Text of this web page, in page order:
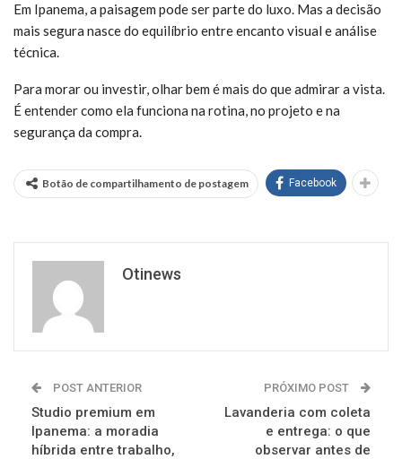
Em Ipanema, a paisagem pode ser parte do luxo. Mas a decisão
mais segura nasce do equilíbrio entre encanto visual e análise
técnica.
Para morar ou investir, olhar bem é mais do que admirar a vista.
É entender como ela funciona na rotina, no projeto e na
segurança da compra.
Botão de compartilhamento de postagem Facebook
Otinews
POST ANTERIOR
Studio premium em
Ipanema: a moradia
híbrida entre trabalho,
PRÓXIMO POST
Lavanderia com coleta
e entrega: o que
observar antes de